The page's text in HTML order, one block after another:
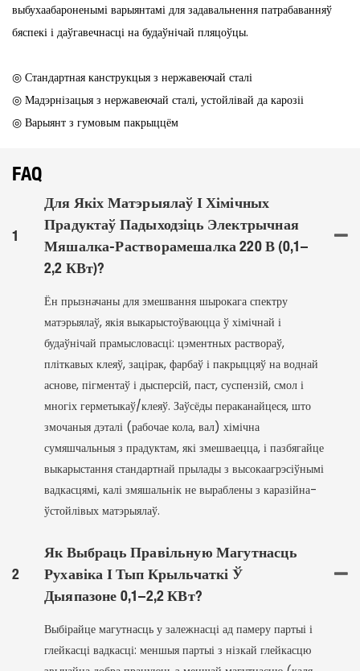
выбухаабароненымі варыянтамі для задавальнення патрабаванняў
бяспекі і даўгавечнасці на будаўнічай пляцоўцы.
◎ Стандартная канструкцыя з нержавеючай сталі
◎ Мадэрнізацыя з нержавеючай сталі, устойлівай да карозіі
◎ Варыянт з гумовым пакрыццём
FAQ
1
Для Якіх Матэрыялаў І Хімічных
Прадуктаў Падыходзіць Электрычная
Мяшалка-Растворамешалка 220 В (0,1–
2,2 КВт)?
Ён прызначаны для змешвання шырокага спектру
матэрыялаў, якія выкарыстоўваюцца ў хімічнай і
будаўнічай прамысловасці: цэментных раствораў,
пліткавых клеяў, зацірак, фарбаў і пакрыццяў на воднай
аснове, пігментаў і дысперсій, паст, суспензій, смол і
многіх герметыкаў/клеяў. Заўсёды пераканайцеся, што
змочаныя дэталі (рабочае кола, вал) хімічна
сумяшчальныя з прадуктам, які змешваецца, і пазбягайце
выкарыстання стандартнай прылады з высокаагрэсіўнымі
вадкасцямі, калі змяшальнік не выраблены з каразійна-
ўстойлівых матэрыялаў.
2
Як Выбраць Правільную Магутнасць
Рухавіка І Тып Крыльчаткі Ў
Дыяпазоне 0,1–2,2 КВт?
Выбірайце магутнасць у залежнасці ад памеру партыі і
глейкасці вадкасці: меншыя партыі з нізкай глейкасцю